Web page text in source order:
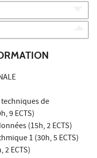
de
9 ECTS)
(15h, 2 ECTS)
1 (30h, 5 ECTS)
ECTS)